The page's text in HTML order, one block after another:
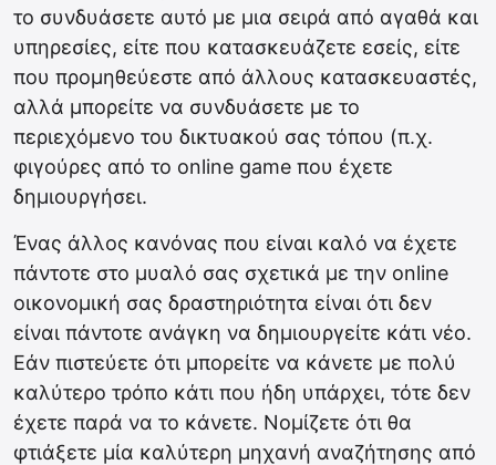
το συνδυάσετε αυτό με μια σειρά από αγαθά και
υπηρεσίες, είτε που κατασκευάζετε εσείς, είτε
που προμηθεύεστε από άλλους κατασκευαστές,
αλλά μπορείτε να συνδυάσετε με το
περιεχόμενο του δικτυακού σας τόπου (π.χ.
φιγούρες από το online game που έχετε
δημιουργήσει.
Ένας άλλος κανόνας που είναι καλό να έχετε
πάντοτε στο μυαλό σας σχετικά με την online
οικονομική σας δραστηριότητα είναι ότι δεν
είναι πάντοτε ανάγκη να δημιουργείτε κάτι νέο.
Εάν πιστεύετε ότι μπορείτε να κάνετε με πολύ
καλύτερο τρόπο κάτι που ήδη υπάρχει, τότε δεν
έχετε παρά να το κάνετε. Νομίζετε ότι θα
φτιάξετε μία καλύτερη μηχανή αναζήτησης από